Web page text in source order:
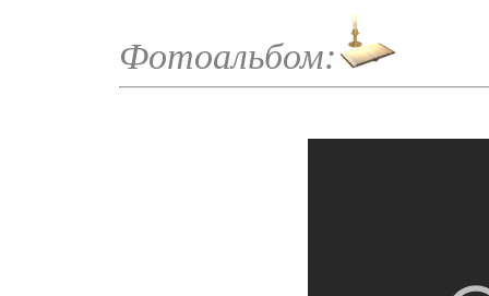
Фотоальбом: